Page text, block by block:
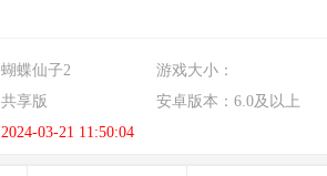
蝴蝶仙子2 游戏大小：
共享版 安卓版本： 6.0及以上
2024-03-21 11:50:04